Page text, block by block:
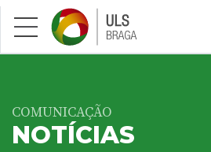
Saltar para conteúdo principal
COMUNICAÇÃO
NOTÍCIAS